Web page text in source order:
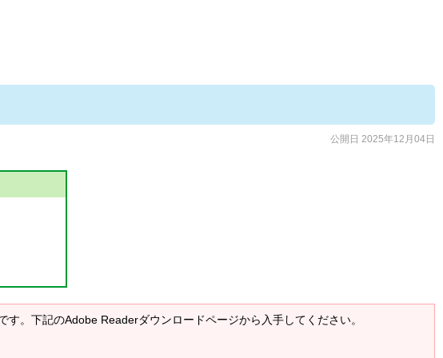
公開日 2025年12月04日
。下記のAdobe Readerダウンロードページから入手してください。